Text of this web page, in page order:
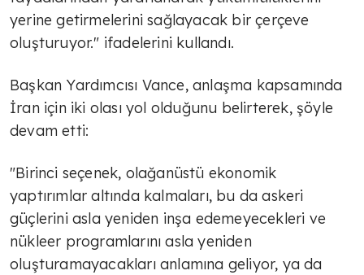
yerine getirmelerini sağlayacak bir çerçeve
oluşturuyor." ifadelerini kullandı.
Başkan Yardımcısı Vance, anlaşma kapsamında
İran için iki olası yol olduğunu belirterek, şöyle
devam etti:
"Birinci seçenek, olağanüstü ekonomik
yaptırımlar altında kalmaları, bu da askeri
güçlerini asla yeniden inşa edemeyecekleri ve
nükleer programlarını asla yeniden
oluşturamayacakları anlamına geliyor, ya da